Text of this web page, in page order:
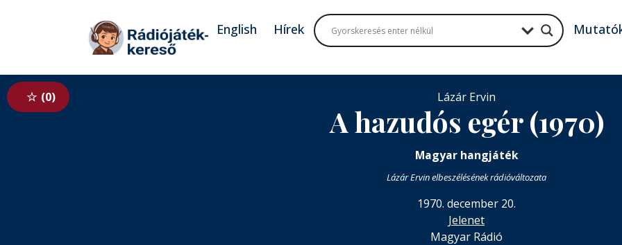
Tovább a tartalomhoz
English Hírek
0 Lázár Ervin
A hazudós egér (1970)
Magyar hangjáték
Lázár Ervin elbeszélésének rádióváltozata
1970. december 20.
Jelenet
Magyar Rádió